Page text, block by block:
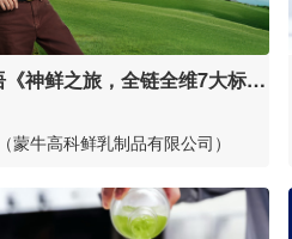
神鲜之旅，全链全维7大标
源
蒙牛高科鲜乳制品有限公司）